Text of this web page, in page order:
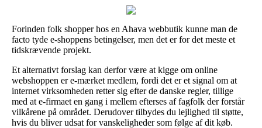
Forinden folk shopper hos en Ahava webbutik kunne man de
facto tyde e-shoppens betingelser, men det er for det meste et
tidskrævende projekt.
Et alternativt forslag kan derfor være at kigge om online
webshoppen er e-mærket medlem, fordi det er et signal om at
internet virksomheden retter sig efter de danske regler, tillige
med at e-firmaet en gang i mellem efterses af fagfolk der forstår
vilkårene på området. Derudover tilbydes du lejlighed til støtte,
hvis du bliver udsat for vanskeligheder som følge af dit køb.